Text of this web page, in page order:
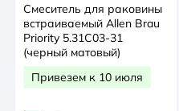
Смеситель для раковины
встраиваемый Allen Brau
Priority 5.31C03-31
(черный матовый)
Привезем к 10 июля